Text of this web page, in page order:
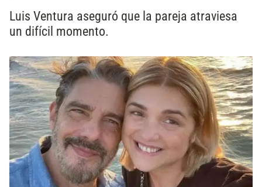
Luis Ventura aseguró que la pareja atraviesa
un difícil momento.